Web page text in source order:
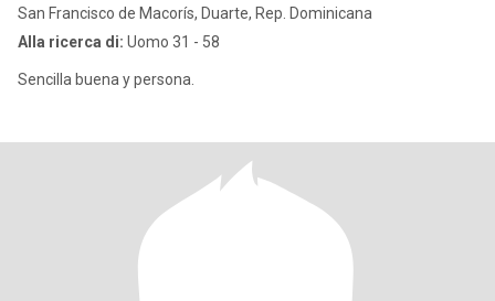
San Francisco de Macorís, Duarte, Rep. Dominicana
Alla ricerca di: Uomo 31 - 58
Sencilla buena y persona.